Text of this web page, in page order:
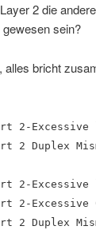
2 die
sein?
alles bricht
2-
2 Duplex
2-
2-Excessive
2 Duplex